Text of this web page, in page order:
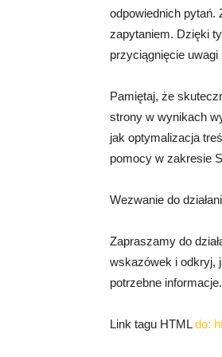
odpowiednich pytań.
zapytaniem. Dzięki
przyciągnięcie
Pamiętaj, że
strony w wynikach
jak optymalizacja
pomocy w zakresie
Wezwanie do
Zapraszamy do
wskazówek i odkryj,
potrzebne
Link tagu HTMLdo: